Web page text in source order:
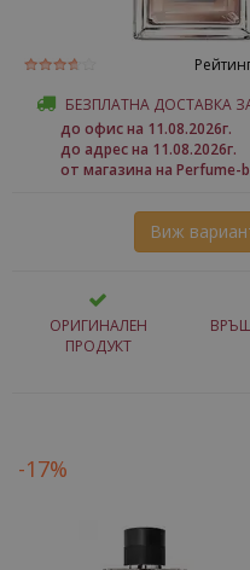
БЕЗПЛАТНА ДОСТАВКА
до офис на 11.08.2026г.
до адрес на 11.08.2026г.
от магазина на Perfume-
Виж
ОРИГИНАЛЕН
ПРОДУКТ
-17%